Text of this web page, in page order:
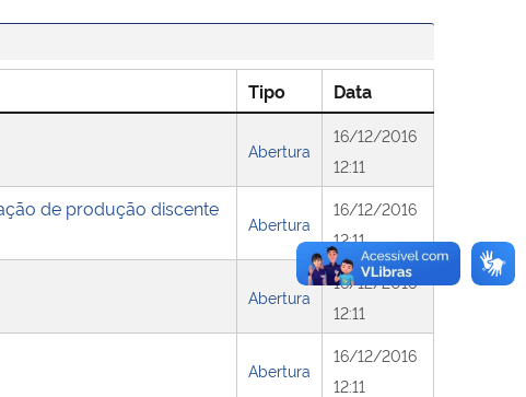
Tipo Data
Abertura
16/12/2016
12:11
de produção discente
Abertura
16/12/2016
12:11
Abertura
16/12/2016
12:11
Abertura
16/12/2016
12:11